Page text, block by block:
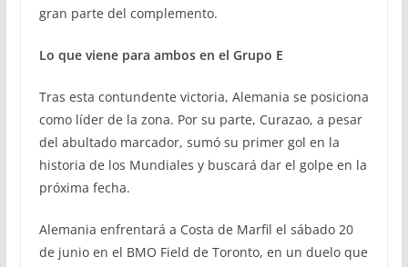
gran parte del complemento.
Lo que viene para ambos en el Grupo E
Tras esta contundente victoria, Alemania se posiciona
como líder de la zona. Por su parte, Curazao, a pesar
del abultado marcador, sumó su primer gol en la
historia de los Mundiales y buscará dar el golpe en la
próxima fecha.
Alemania enfrentará a Costa de Marfil el sábado 20
de junio en el BMO Field de Toronto, en un duelo que